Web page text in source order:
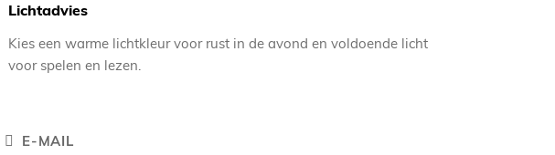
Lichtadvies
Kies een warme lichtkleur voor rust in de avond en voldoende licht
voor spelen en lezen.
E-MAIL